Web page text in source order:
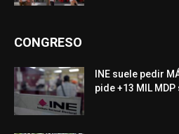
CONGRESO
INE suele pedir
pide +13 MIL